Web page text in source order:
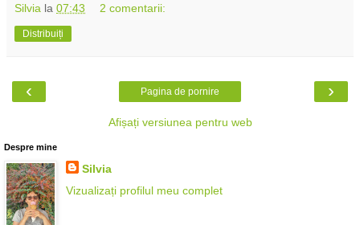
Silvia la 07:43 2 comentarii:
Distribuiți
‹ ›
Pagina de pornire
Afișați versiunea pentru web
Despre mine
Silvia
Vizualizați profilul meu complet